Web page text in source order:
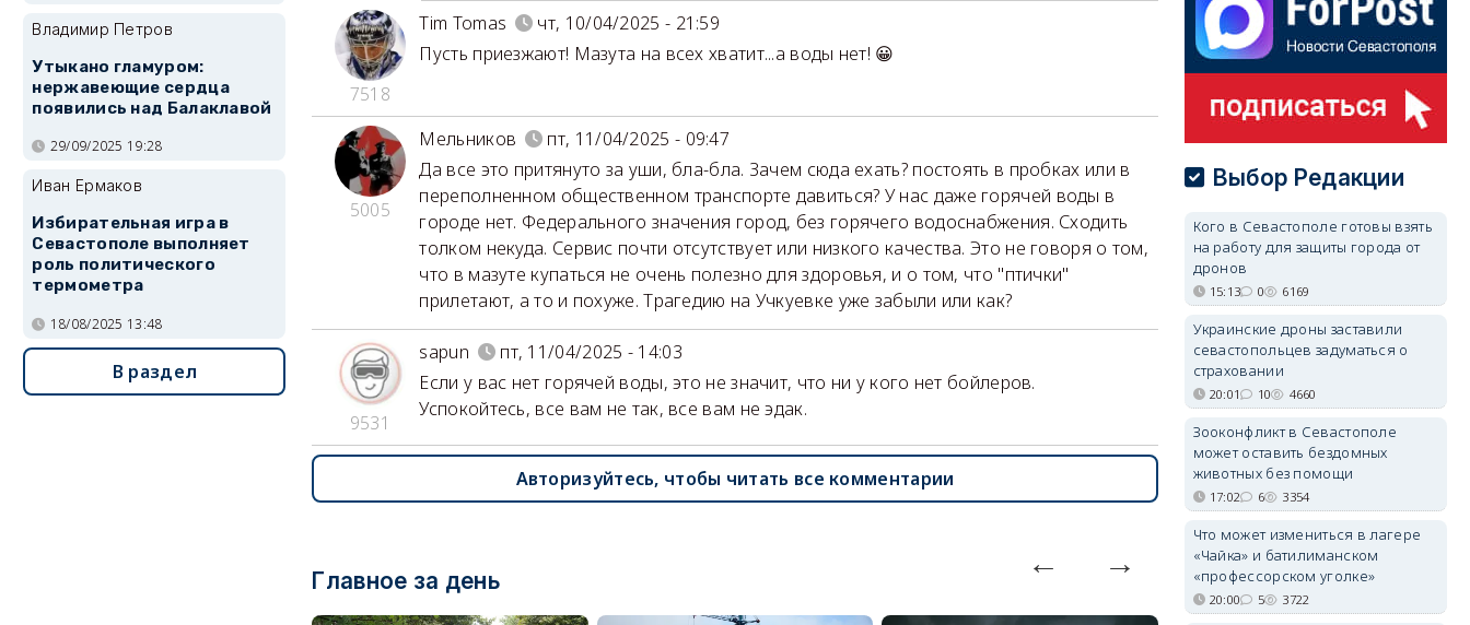
7518
Tim Tomas
чт, 10/04/2025 - 21:59
Пусть приезжают! Мазута на всех хватит...а воды нет! 😀
5005
Мельников
пт, 11/04/2025 - 09:47
Да все это притянуто за уши, бла-бла. Зачем сюда ехать? постоять в пробках или в
переполненном общественном транспорте давиться? У нас даже горячей воды в
городе нет. Федерального значения город, без горячего водоснабжения. Сходить
толком некуда. Сервис почти отсутствует или низкого качества. Это не говоря о том,
что в мазуте купаться не очень полезно для здоровья, и о том, что "птички"
прилетают, а то и похуже. Трагедию на Учкуевке уже забыли или как?
9531
sapun
пт, 11/04/2025 - 14:03
Если у вас нет горячей воды, это не значит, что ни у кого нет бойлеров.
Успокойтесь, все вам не так, все вам не эдак.
Авторизуйтесь, чтобы читать все комментарии
Главное за день
Владимир Петров
Утыкано гламуром:
нержавеющие сердца
появились над Балаклавой
29/09/2025 19:28
Иван Ермаков
Избирательная игра в
Севастополе выполняет
роль политического
термометра
18/08/2025 13:48
В раздел
Выбор Редакции
Кого в Севастополе готовы взять
на работу для защиты города от
дронов
15:13 0 6169
Украинские дроны заставили
севастопольцев задуматься о
страховании
20:01 10 4660
Зооконфликт в Севастополе
может оставить бездомных
животных без помощи
17:02 6 3354
Что может измениться в лагере
«Чайка» и батилиманском
«профессорском уголке»
20:00 5 3722